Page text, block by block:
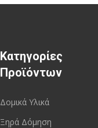
Κατηγορίες
Προϊόντων
Δομικά Υλικά
Ξηρά Δόμηση